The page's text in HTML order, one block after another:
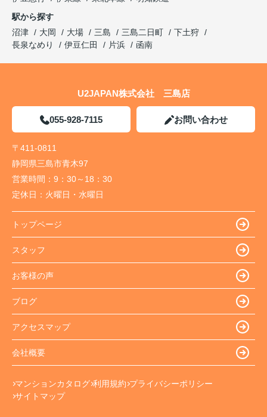
駅から探す
沼津
大岡 大場 三島 三島二日町
下土狩
長泉なめり
伊豆仁田 片浜 函南
U2JAPAN株式会社 三島店
055-928-7115 お問い合わせ
〒411-0811
静岡県三島市青木97
営業時間： 9：30～18：30
定休日： 火曜日・水曜日
トップページ
スタッフ
お客様の声
ブログ
アクセスマップ
会社概要
マンションカタログ 利用規約 プライバシーポリシー
サイトマップ